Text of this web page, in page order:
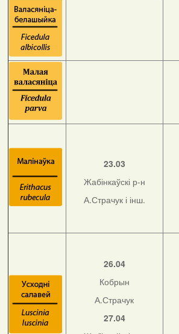
23.03
Жабінкаўскі р-н
А.Страчук і інш.
26.04
Кобрын
А.Страчук
27.04